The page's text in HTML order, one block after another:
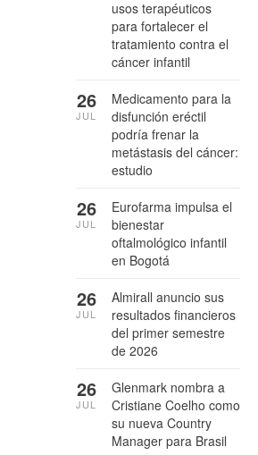
usos terapéuticos
para fortalecer el
tratamiento contra el
cáncer infantil
Medicamento para la
disfunción eréctil
podría frenar la
metástasis del cáncer:
estudio
26
JUL
Eurofarma impulsa el
bienestar
oftalmológico infantil
en Bogotá
26
JUL
Almirall anuncio sus
resultados financieros
del primer semestre
de 2026
26
JUL
Glenmark nombra a
Cristiane Coelho como
su nueva Country
Manager para Brasil
26
JUL